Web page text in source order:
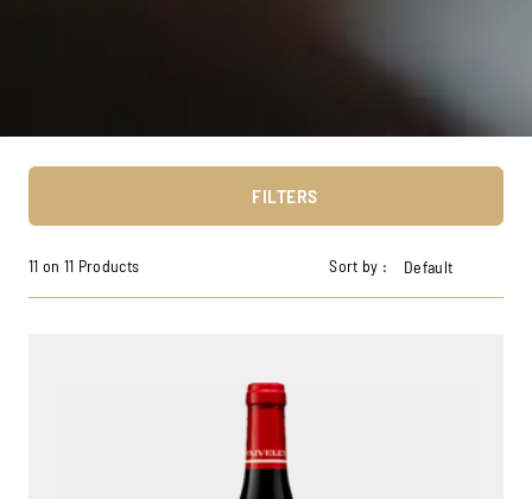
FILTERS
11 on 11 Products Sort by : Default